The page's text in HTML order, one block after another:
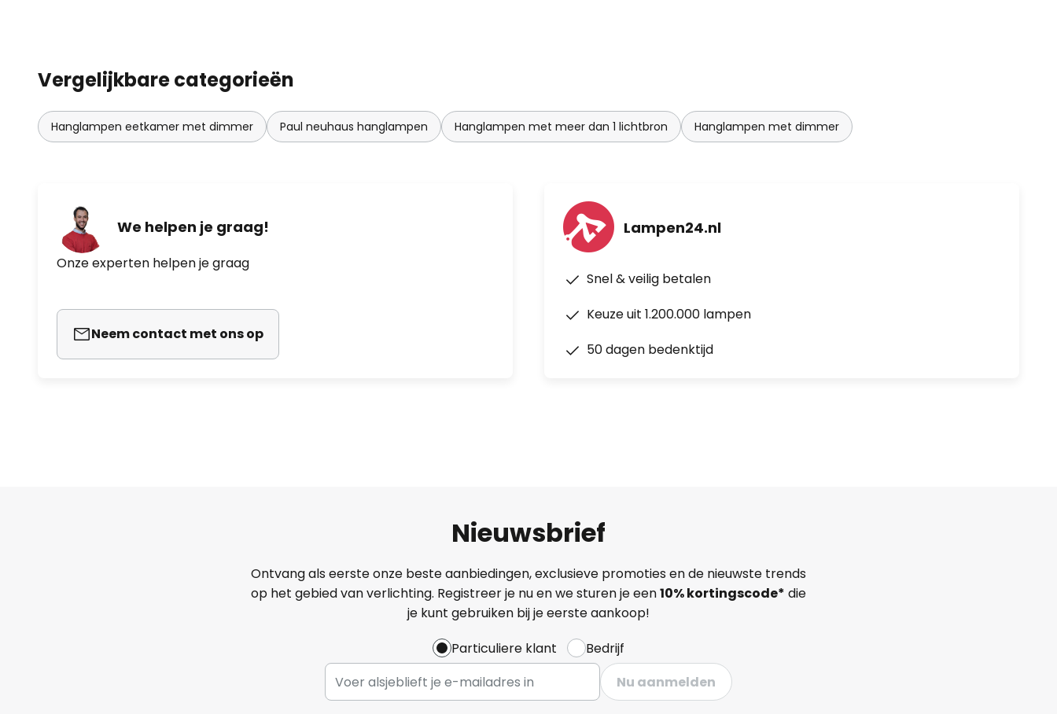
Vergelijkbare categorieën
Hanglampen eetkamer met dimmer Paul neuhaus hanglampen Hanglampen met meer dan 1 lichtbron Hanglampen met dimmer
We helpen je graag!
Onze experten helpen je graag
Neem contact met ons op
Lampen24.nl
Snel & veilig betalen
Keuze uit 1.200.000 lampen
50 dagen bedenktijd
Nieuwsbrief
Ontvang als eerste onze beste aanbiedingen, exclusieve promoties en de nieuwste trends
op het gebied van verlichting. Registreer je nu en we sturen je een10% kortingscode* die
je kunt gebruiken bij je eerste aankoop!
Particuliere klant
Bedrijf
Nu aanmelden